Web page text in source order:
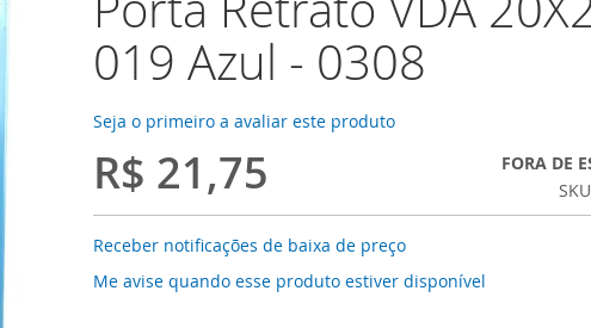
019 Azul - 0308
Seja o primeiro a avaliar este produto
R$ 21,75
FORA DE
SKU
Receber notificações de baixa de preço
Me avise quando esse produto estiver disponível